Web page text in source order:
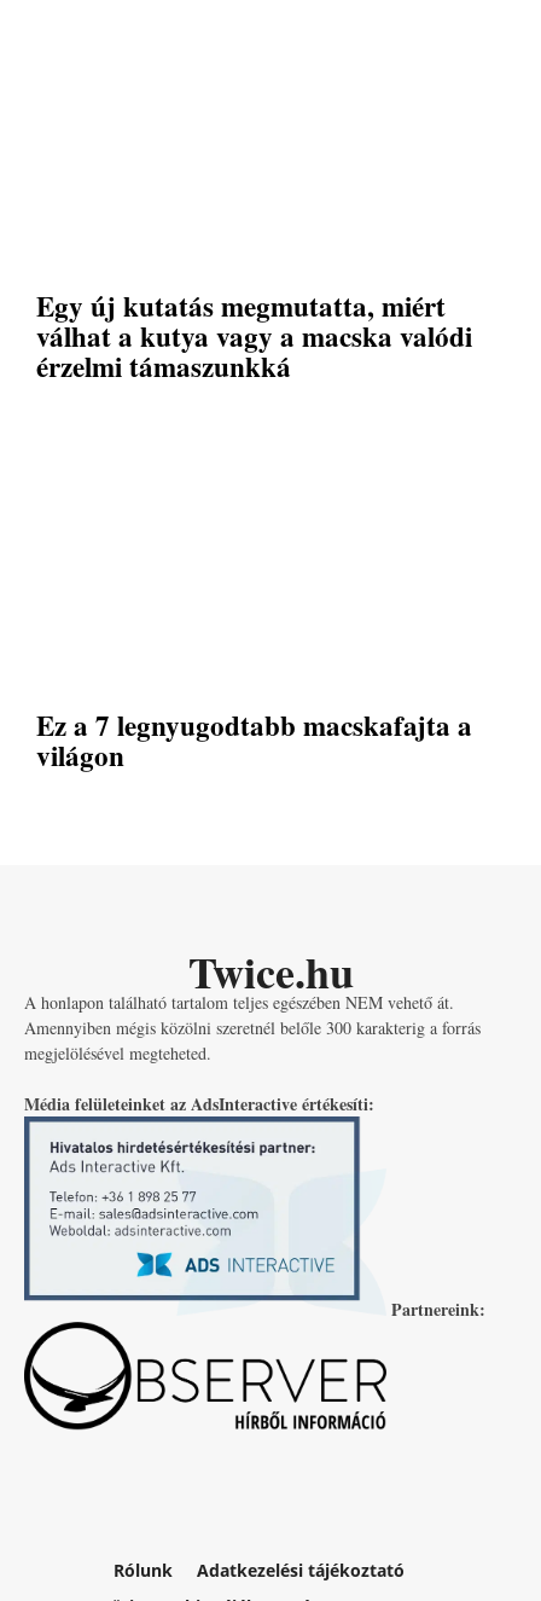
Egy új kutatás megmutatta, miért
válhat a kutya vagy a macska valódi
érzelmi támaszunkká
Ez a 7 legnyugodtabb macskafajta a
világon
Twice.hu
A honlapon található tartalom teljes egészében NEM vehető át.
Amennyiben mégis közölni szeretnél belőle 300 karakterig a forrás
megjelölésével megteheted.
Média felületeinket az AdsInteractive értékesíti:
Partnereink:
Rólunk
Adatkezelési tájékoztató